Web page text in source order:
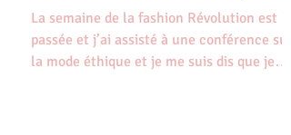
La semaine de la fashion Révolution est
passée et j’ai assisté à une conférence sur
la mode éthique et je me suis dis que je